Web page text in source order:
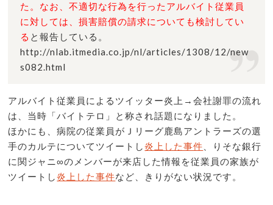
た。なお、不適切な行為を行ったアルバイト従業員
に対しては、損害賠償の請求についても検討してい
る と報告している。
http://nlab.itmedia.co.jp/nl/articles/1308/12/new
s082.html
アルバイト従業員によるツイッター炎上→会社謝罪の流れ
は、当時「バイトテロ」と称され話題になりました。
ほかにも、病院の従業員がＪリーグ鹿島アントラーズの選
手のカルテについてツイートし炎上した事件 、りそな銀行
に関ジャニ∞のメンバーが来店した情報を従業員の家族が
ツイートし炎上した事件など、きりがない状況です。